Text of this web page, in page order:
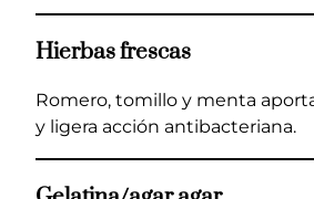
Hierbas frescas
Romero, tomillo y menta
y ligera acción antibacteriana.